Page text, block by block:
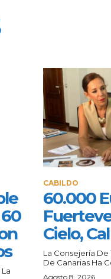
CABILDO
60.000
Cielo,
La Consejería
De Canarias Ha
Agosto 8, 2026